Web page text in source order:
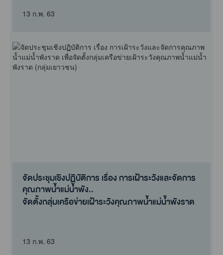
13 ก.พ. 63
จัดประชุมเชิงปฏิบัติการ เรื่อง การเฝ้าระวังและจัดการ
คุณภาพน้ำแม่น้ำพัง..
จัดตั้งกลุ่มเครือข่ายเฝ้าระวังคุณภาพน้ำแม่น้ำพังราด
13 ก.พ. 63